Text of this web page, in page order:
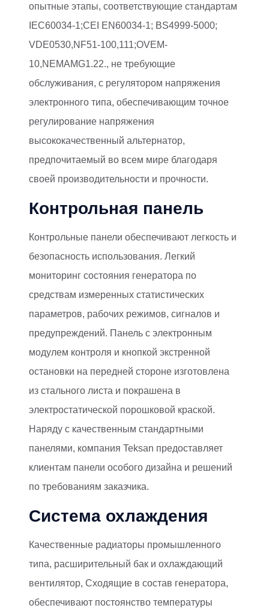
опытные этапы, соответствующие стандартам
IEC60034-1;CEI EN60034-1; BS4999-5000;
VDE0530,NF51-100,111;OVEM-
10,NEMAMG1.22., не требующие
обслуживания, с регулятором напряжения
электронного типа, обеспечивающим точное
регулирование напряжения
высококачественный альтернатор,
предпочитаемый во всем мире благодаря
своей производительности и прочности.
Контрольная панель
Контрольные панели обеспечивают легкость и
безопасность использования. Легкий
мониторинг состояния генератора по
средствам измеренных статистических
параметров, рабочих режимов, сигналов и
предупреждений. Панель с электронным
модулем контроля и кнопкой экстренной
остановки на передней стороне изготовлена
из стального листа и покрашена в
электростатической порошковой краской.
Наряду с качественным стандартными
панелями, компания Teksan предоставляет
клиентам панели особого дизайна и решений
по требованиям заказчика.
Система охлаждения
Качественные радиаторы промышленного
типа, расширительный бак и охлаждающий
вентилятор, Сходящие в состав генератора,
обеспечивают постоянство температуры